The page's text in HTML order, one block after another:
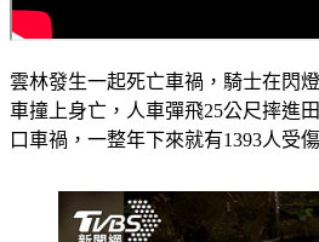
雲林發生一起死亡車禍，騎士在閃
車撞上身亡，人車彈飛25公尺摔進
口車禍，一整年下來就有1393人受傷